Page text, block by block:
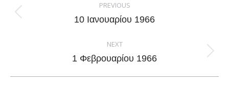
navigation
PREVIOUS
Previous
10 Ιανουαρίου 1966
NEXT
Next
1 Φεβρουαρίου 1966